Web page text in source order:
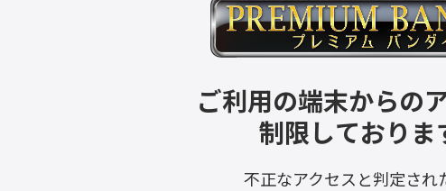
ご利用の端末からの
制限しておりま
不正なアクセスと判定され